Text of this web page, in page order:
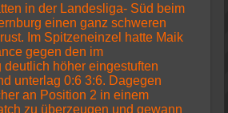
in der Landesliga- Süd beim
einen ganz schweren
Im Spitzeneinzel hatte Maik
gegen den im
deutlich höher eingestuften
unterlag 0:6 3:6. Dagegen
an Position 2 in einem
zu überzeugen und gewann